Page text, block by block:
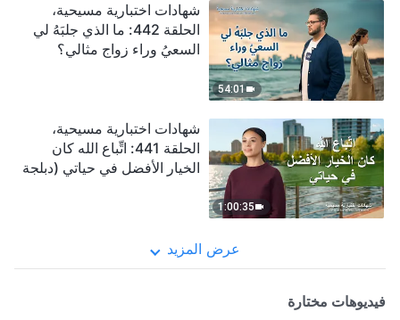
54:01
شهادات اختبارية مسيحية،
الحلقة 442: ما الذي جلبَهُ لي
السعيُ وراء زواج مثالي؟
1:00:35
شهادات اختبارية مسيحية،
الحلقة 441: اتِّباع الله كان
الخيار الأفضل في حياتي (دبلجة
عرض المزيد
فيديوهات مختارة